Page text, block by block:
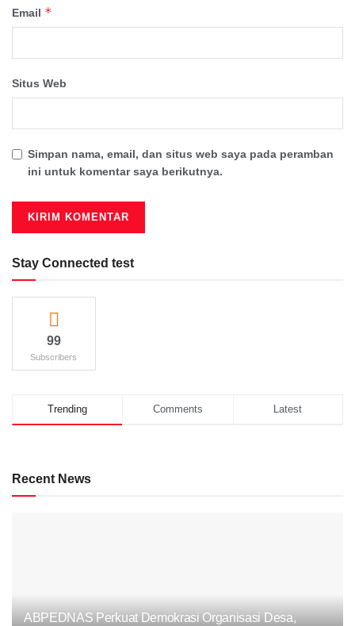
Email *
Situs Web
Simpan nama, email, dan situs web saya pada peramban
ini untuk komentar saya berikutnya.
Stay Connected test
99
Subscribers
Trending Comments Latest
Recent News
ABPEDNAS Perkuat Demokrasi Organisasi Desa,